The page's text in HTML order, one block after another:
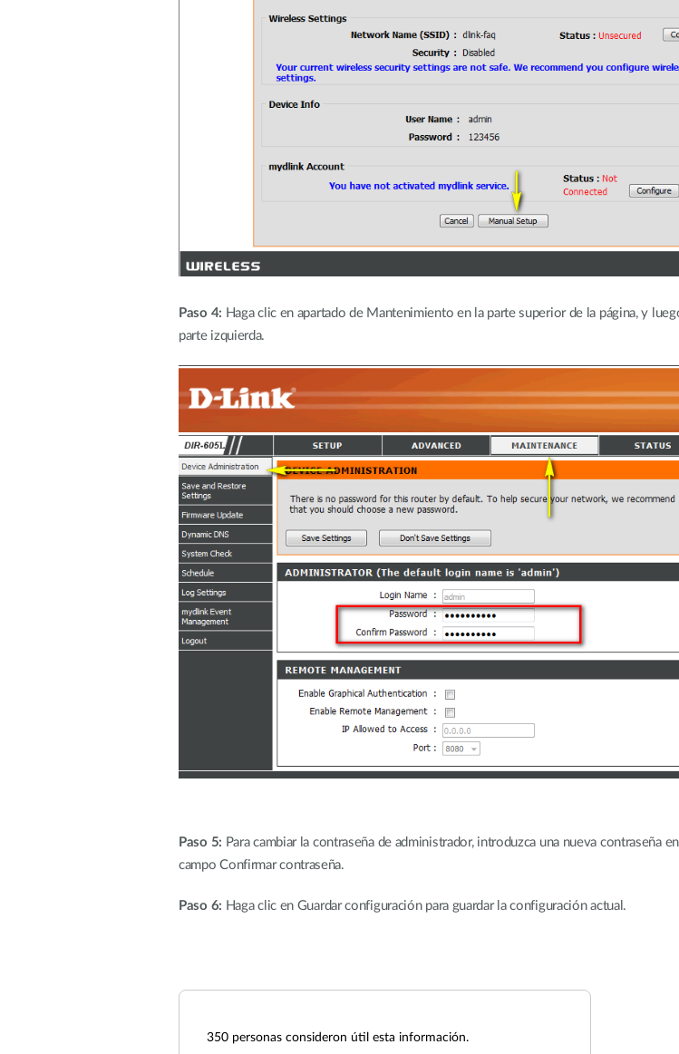
Paso 4: Haga clic en apartado de Mantenimiento en la parte superior de la página, y
parte izquierda.
Paso 5: Para cambiar la contraseña de administrador, introduzca una nueva contraseña
campo Confirmar contraseña.
Paso 6: Haga clic en Guardar configuración para guardar la configuración actual.
350 personas consideron útil esta información.